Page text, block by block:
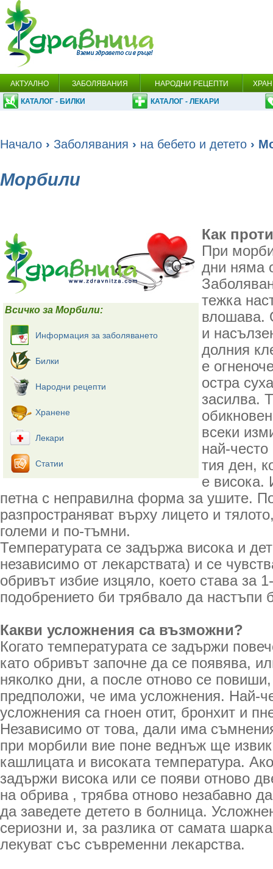
АКТУАЛНО ЗАБОЛЯВАНИЯ НАРОДНИ РЕЦЕПТИ
КАТАЛОГ - БИЛКИ КАТАЛОГ - ЛЕКАРИ
Начало › Заболявания › на бебето и детето ›
Морбили
Всичко за Морбили:
Информация за заболяването
Билки
Народни рецепти
Хранене
Лекари
Статии
Как
При
дни няма
тежка
влошава.
и
долния
е
остра
засилва.
всеки
най-
тия ден,
е висока.
петна с неправилна форма за ушите.
разпространяват върху лицето и
големи и по-тъмни.
Температурата се задържа висока и
независимо от лекарствата) и се
обривът избие изцяло, което става за
подобрението би трябвало да настъпи
Какви усложнения са възможни?
Когато температурата се задържи
като обривът започне да се появява,
няколко дни, а после отново се
предположи, че има усложнения. Най-
усложнения са гноен отит, бронхит и
Независимо от това, дали има
при морбили вие поне веднъж ще
кашлицата и високата температура.
задържи висока или се появи отново
на обрива , трябва отново незабавно
да заведете детето в болница.
сериозни и, за разлика от самата
лекуват със съвременни лекарства.